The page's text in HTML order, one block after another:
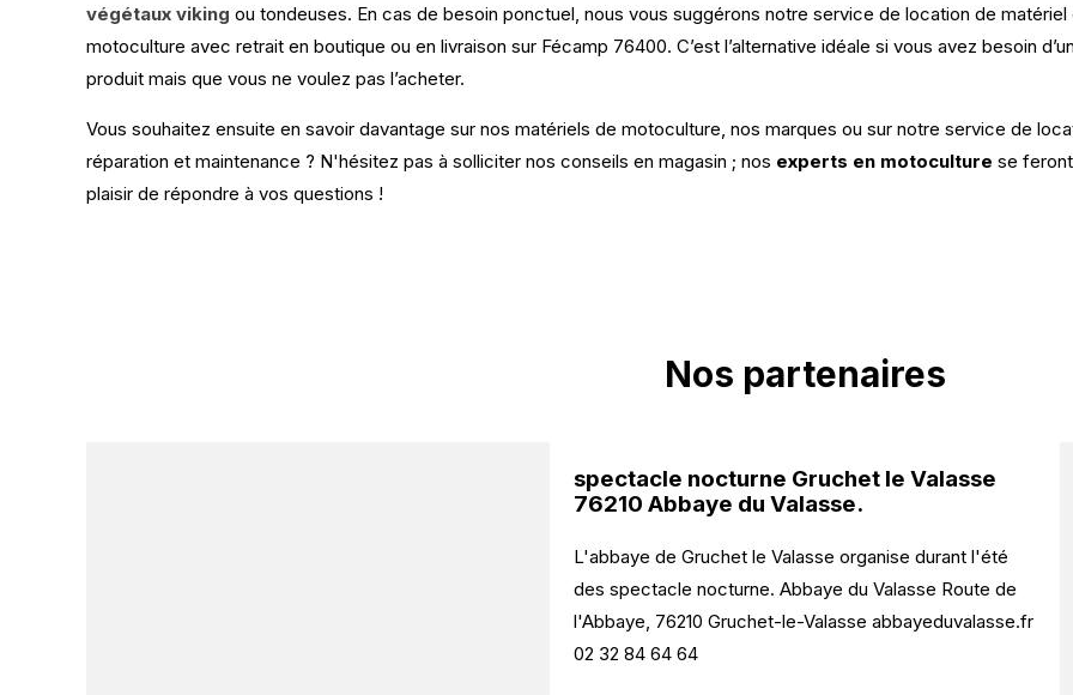
végétaux viking ou tondeuses. En cas de besoin ponctuel, nous vous suggérons notre service de location de matériel
motoculture avec retrait en boutique ou en livraison sur Fécamp 76400. C’est l’alternative idéale si vous avez besoin
produit mais que vous ne voulez pas l’acheter.
Vous souhaitez ensuite en savoir davantage sur nos matériels de motoculture, nos marques ou sur notre service de
réparation et maintenance ? N'hésitez pas à solliciter nos conseils en magasin ; nos experts en motoculture se
plaisir de répondre à vos questions !
Nos partenaires
spectacle nocturne Gruchet le Valasse
76210 Abbaye du Valasse.
L'abbaye de Gruchet le Valasse organise durant l'été
des spectacle nocturne. Abbaye du Valasse Route de
l'Abbaye, 76210 Gruchet-le-Valasse abbayeduvalasse.fr
02 32 84 64 64